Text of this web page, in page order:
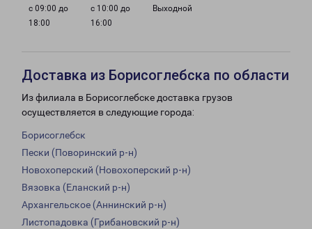
с 09:00 до
18:00
с 10:00 до
16:00
Выходной
Доставка из Борисоглебска по области
Из филиала в Борисоглебске доставка грузов
осуществляется в следующие города:
Борисоглебск
Пески (Поворинский р-н)
Новохоперский (Новохоперский р-н)
Вязовка (Еланский р-н)
Архангельское (Аннинский р-н)
Листопадовка (Грибановский р-н)